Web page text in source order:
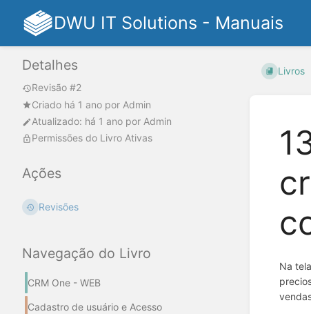
DWU IT Solutions - Manuais
Detalhes
Revisão #2
Criado há 1 ano por Admin
Atualizado: há 1 ano por Admin
Permissões do Livro Ativas
Ações
Revisões
Navegação do Livro
CRM One - WEB
Cadastro de usuário e Acesso
Livros
Na